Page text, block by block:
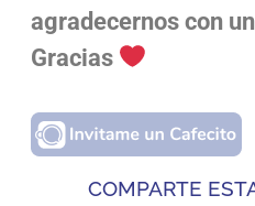
agradecernos con
Gracias
COMPARTE